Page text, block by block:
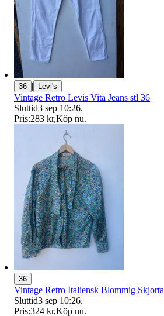
36 | Levi's
Vintage Retro Levis Vita Jeans stl 36
Sluttid3 sep 10:26.
Pris:283 kr,Köp nu.
36
Vintage Retro Italiensk Blommig Skjorta
Sluttid3 sep 10:26.
Pris:324 kr,Köp nu.